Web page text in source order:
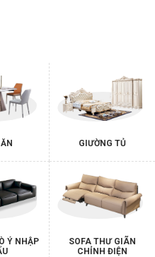
GIƯỜNG TỦ
Ý NHẬP
SOFA THƯ GIÃN
CHỈNH ĐIỆN